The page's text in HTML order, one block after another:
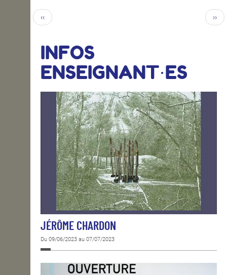
‹‹ ››
INFOS
ENSEIGNANT·ES
JÉRÔME CHARDON
Du 09/06/2023 au 07/07/2023